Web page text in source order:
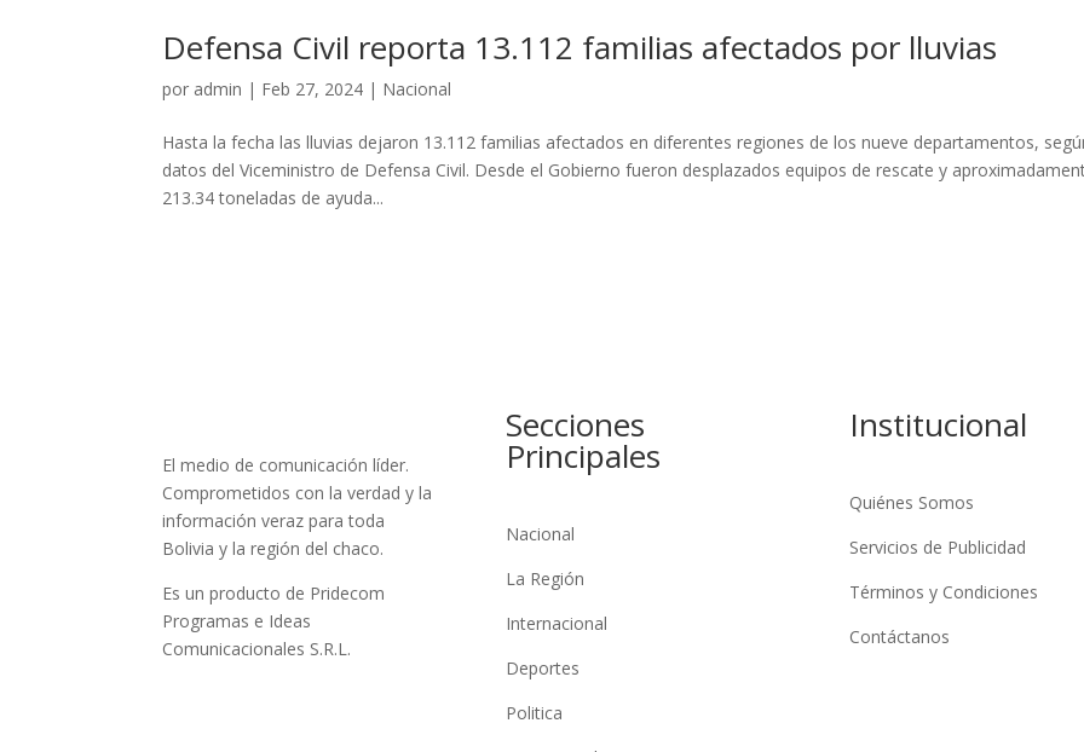
Defensa Civil reporta 13.112 familias afectados por lluvias
por admin | Feb 27, 2024 | Nacional
Hasta la fecha las lluvias dejaron 13.112 familias afectados en diferentes regiones de los nueve departamentos,
datos del Viceministro de Defensa Civil. Desde el Gobierno fueron desplazados equipos de rescate y
213.34 toneladas de ayuda...
El medio de comunicación líder.
Comprometidos con la verdad y la
información veraz para toda
Bolivia y la región del chaco.
Es un producto de Pridecom
Programas e Ideas
Comunicacionales S.R.L.
Secciones
Principales
Nacional
La Región
Internacional
Deportes
Politica
Institucional
Quiénes Somos
Servicios de Publicidad
Términos y Condiciones
Contáctanos